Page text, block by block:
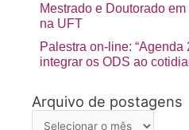
Mestrado e Doutorado
na UFT
Palestra on-line:
integrar os ODS ao
Arquivo de postagens
Arquivo